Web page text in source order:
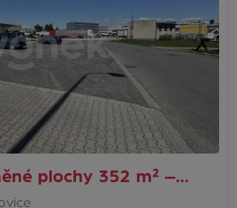
plochy 352 m² –…